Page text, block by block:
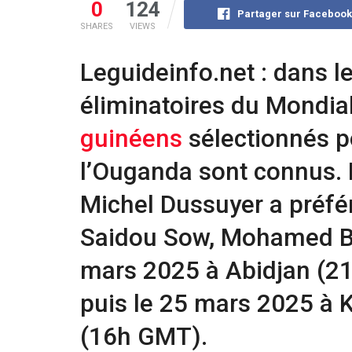
0
SHARES
124
VIEWS
Partager sur Facebook
Leguideinfo.net : dans
éliminatoires du
guinéens sélectionnés
l’Ouganda sont
Michel Dussuyer a
Saidou Sow, Mohamed
mars 2025 à Abidjan
puis le 25 mars 2025 à
(16h GMT).